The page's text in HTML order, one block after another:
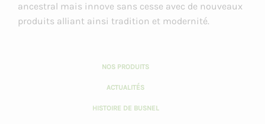
ancestral mais innove sans cesse avec de nouveaux
produits alliant ainsi tradition et modernité.
NOS PRODUITS
ACTUALITÉS
HISTOIRE DE BUSNEL